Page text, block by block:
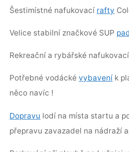
Šestimístné nafukovací rafty
Velice stabilní značkové SUP
Rekreační a rybářské
Potřebné vodáckévybavení k
něco navíc !
Dopravu lodí na místa startu a
přepravu zavazadel na nádraží